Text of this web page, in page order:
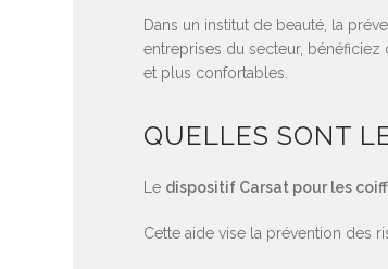
Dans un institut de beauté, la
entreprises du secteur, bénéficiez
et plus confortables.
QUELLES SONT
Le dispositif Carsat pour les
Cette aide vise la prévention des